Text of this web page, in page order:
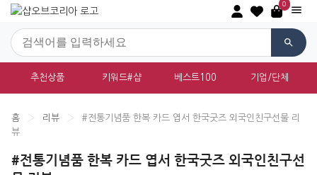
0
추천상품 키워드#샵 베스트100 기업/단체
홈 › 리뷰 ›
#전통기념품 한복 카드 엽서 한국굿즈 외국인친구선물 리
뷰
#전통기념품 한복 카드 엽서 한국굿즈 외국인친구선